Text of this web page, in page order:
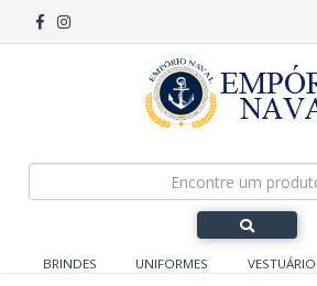
BRINDES UNIFORMES VESTUÁRIO